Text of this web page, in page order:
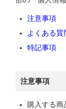
注意事項
よくある質
特記事項
注意事項
購入する商